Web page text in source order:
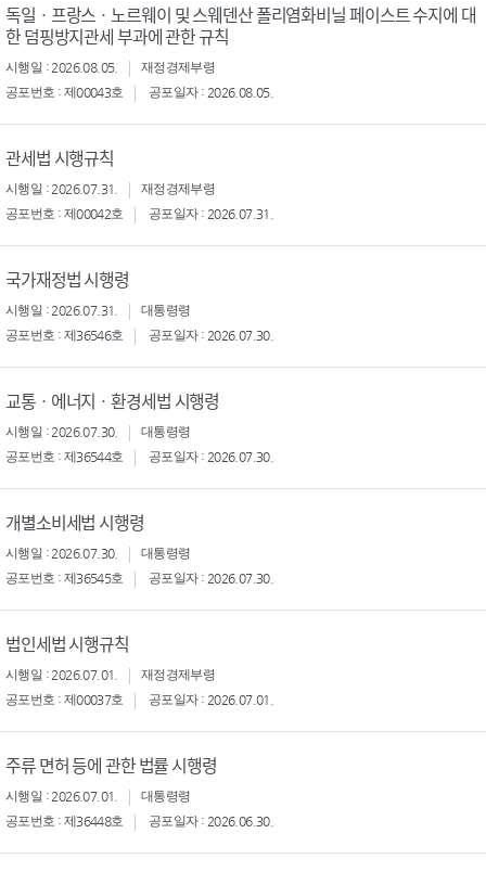
독일ㆍ프랑스ㆍ노르웨이 및 스웨덴산 폴리염화비닐 페이스트 수지에 대
한 덤핑방지관세 부과에 관한 규칙
시행일 : 2026.08.05.
재정경제부령
공포번호 : 제00043호
공포일자 : 2026.08.05.
관세법 시행규칙
시행일 : 2026.07.31.
재정경제부령
공포번호 : 제00042호
공포일자 : 2026.07.31.
국가재정법 시행령
시행일 : 2026.07.31.
대통령령
공포번호 : 제36546호
공포일자 : 2026.07.30.
교통ㆍ에너지ㆍ환경세법 시행령
시행일 : 2026.07.30.
대통령령
공포번호 : 제36544호
공포일자 : 2026.07.30.
개별소비세법 시행령
시행일 : 2026.07.30.
대통령령
공포번호 : 제36545호
공포일자 : 2026.07.30.
법인세법 시행규칙
시행일 : 2026.07.01.
재정경제부령
공포번호 : 제00037호
공포일자 : 2026.07.01.
주류 면허 등에 관한 법률 시행령
시행일 : 2026.07.01.
대통령령
공포번호 : 제36448호
공포일자 : 2026.06.30.